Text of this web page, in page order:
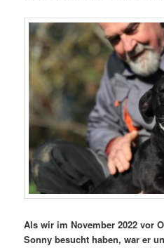
Als wir im November 2022 vor
Sonny besucht haben, war er